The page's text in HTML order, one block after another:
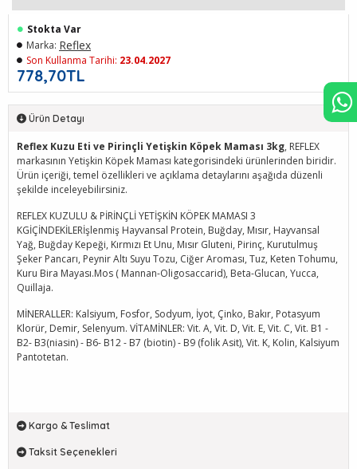
778,70TL
Stokta Var
Marka: Reflex
Son Kullanma Tarihi: 23.04.2027
Ürün Detayı
Reflex Kuzu Eti ve Pirinçli Yetişkin Köpek Maması 3kg, REFLEX
markasının Yetişkin Köpek Maması kategorisindeki ürünlerinden biridir.
Ürün içeriği, temel özellikleri ve açıklama detaylarını aşağıda düzenli
şekilde inceleyebilirsiniz.
REFLEX KUZULU & PİRİNÇLİ YETİŞKİN KÖPEK MAMASI 3
KGİÇİNDEKİLERİşlenmiş Hayvansal Protein, Buğday, Mısır, Hayvansal
Yağ, Buğday Kepeği, Kırmızı Et Unu, Mısır Gluteni, Pirinç, Kurutulmuş
Şeker Pancarı, Peynir Altı Suyu Tozu, Ciğer Aroması, Tuz, Keten Tohumu,
Kuru Bira Mayası.Mos ( Mannan-Oligosaccarid), Beta-Glucan, Yucca,
Quillaja.
MİNERALLER: Kalsiyum, Fosfor, Sodyum, İyot, Çinko, Bakır, Potasyum
Klorür, Demir, Selenyum. VİTAMİNLER: Vit. A, Vit. D, Vit. E, Vit. C, Vit. B1 -
B2- B3(niasin) - B6- B12 - B7 (biotin) - B9 (folik Asit), Vit. K, Kolin, Kalsiyum
Pantotetan.
Kargo & Teslimat
Taksit Seçenekleri